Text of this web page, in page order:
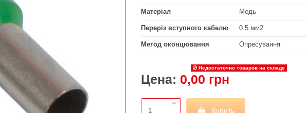
Матеріал Медь
Переріз вступного кабелю 0.5 мм2
Метод оконцювання Опресування
Недостаточно товаров на складе
Цена: 0,00 грн
Купить